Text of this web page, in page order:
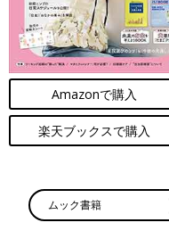
Amazonで購入
楽天ブックスで購入
ムック書籍